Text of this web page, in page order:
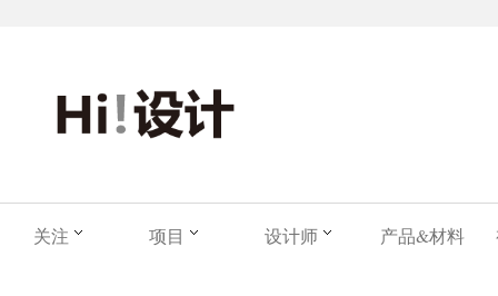
关注 项目 设计师 产品&材料